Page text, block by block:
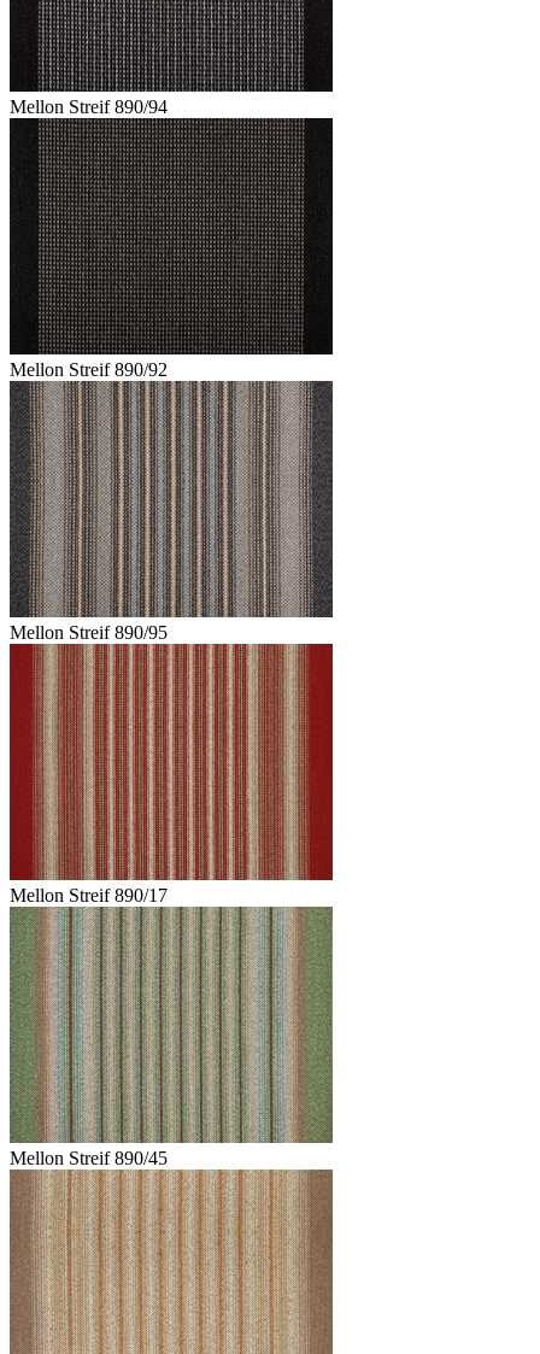
Mellon Streif 890/94
Mellon Streif 890/92
Mellon Streif 890/95
Mellon Streif 890/17
Mellon Streif 890/45